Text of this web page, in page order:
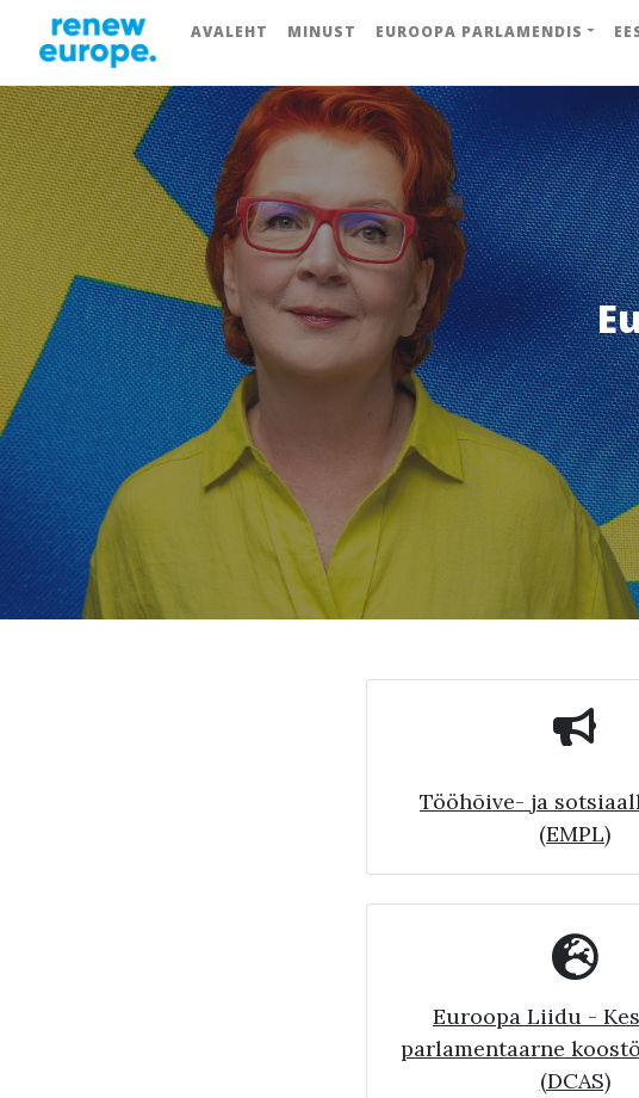
AVALEHT MINUST EUROOPA PARLAMENDIS
Tööhõive- ja
(EMPL)
Euroopa Liidu -
parlamentaarne
(DCAS)